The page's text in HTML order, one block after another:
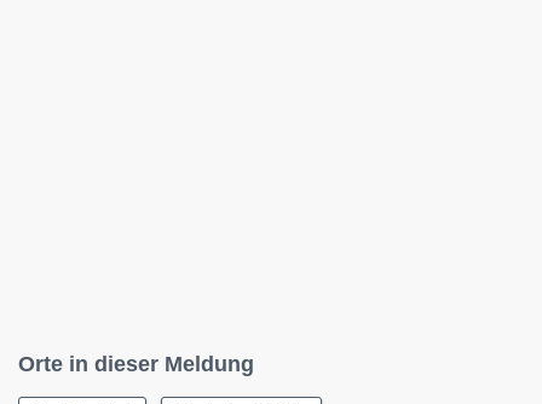
Orte in dieser Meldung